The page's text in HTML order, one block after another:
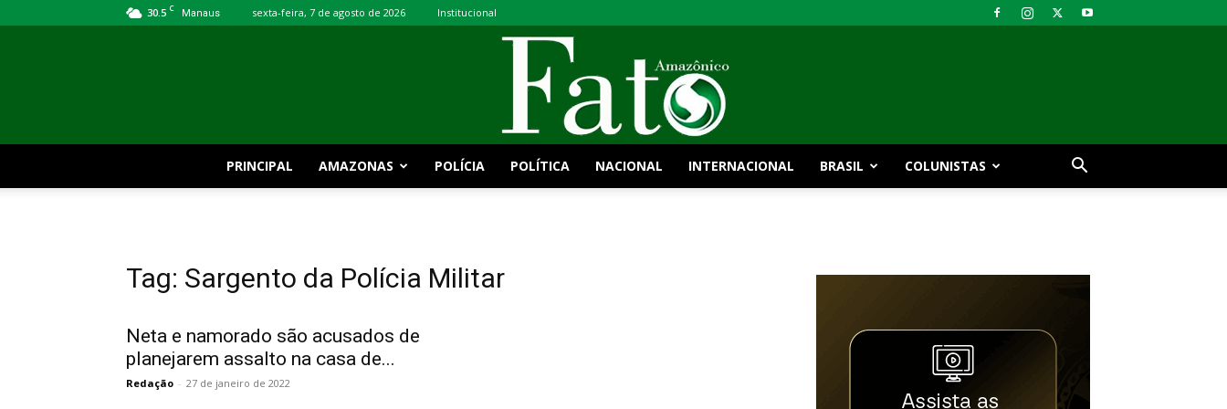
30.5 C Manaus sexta-feira, 7 de agosto de 2026 Institucional
PRINCIPAL AMAZONAS POLÍCIA POLÍTICA NACIONAL INTERNACIONAL BRASIL COLUNISTAS
Tag: Sargento da Polícia Militar
Neta e namorado são acusados de
planejarem assalto na casa de...
Redação - 27 de janeiro de 2022